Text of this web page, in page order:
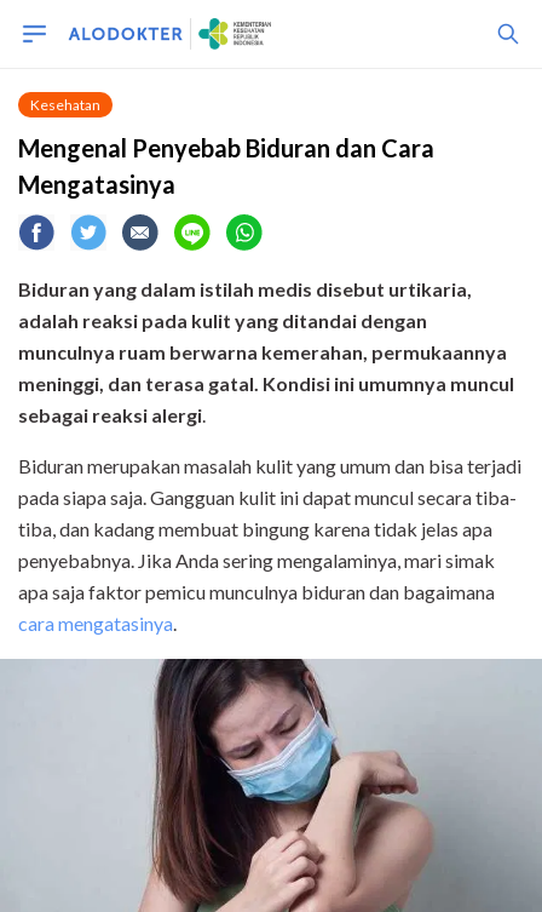
Kesehatan
Mengenal Penyebab Biduran dan Cara
Mengatasinya
Biduran yang dalam istilah medis disebut urtikaria,
adalah reaksi pada kulit yang ditandai dengan
munculnya ruam berwarna kemerahan, permukaannya
meninggi, dan terasa gatal. Kondisi ini umumnya muncul
sebagai reaksi alergi.
Biduran merupakan masalah kulit yang umum dan bisa terjadi
pada siapa saja. Gangguan kulit ini dapat muncul secara tiba-
tiba, dan kadang membuat bingung karena tidak jelas apa
penyebabnya. Jika Anda sering mengalaminya, mari simak
apa saja faktor pemicu munculnya biduran dan bagaimana
cara mengatasinya.